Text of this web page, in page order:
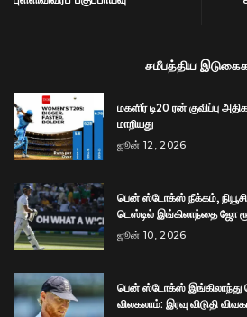
சமீபத்திய
மகளிர் டி20 ரன் குவிப்பு
மாறியது
ஜூன் 12, 2026
பென் ஸ்டோக்ஸ் நீக்கம்,
டெஸ்டில் இங்கிலாந்தை ஜோ
ஜூன் 10, 2026
பென் ஸ்டோக்ஸ் இங்கிலாந்து
விலகலாம்: இரவு விடுதி